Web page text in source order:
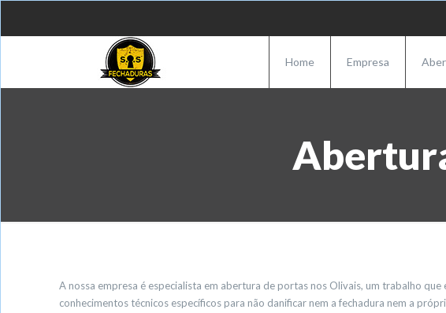
Home Empresa
A nossa empresa é especialista em abertura de portas nos Olivais, um trabalho que
conhecimentos técnicos específicos para não danificar nem a fechadura nem a